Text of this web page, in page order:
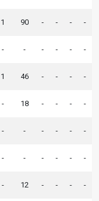
1 90 - - - -
- - - - - -
1 46 - - - -
- 18 - - - -
- - - - - -
- - - - - -
- 12 - - - -